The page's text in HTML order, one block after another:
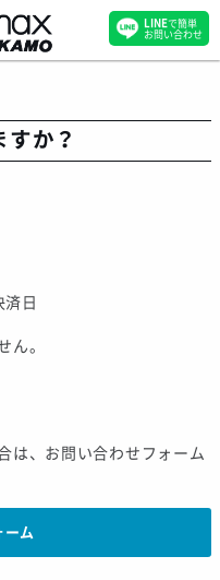
か？
日
ん。
は、お問い合わせフォーム
ーム
LINEで簡単
お問い合わせ